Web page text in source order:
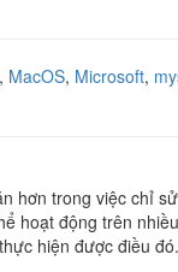
, MacOS, Microsoft,
hơn trong việc chỉ
hoạt động trên
hiện được điều đó.